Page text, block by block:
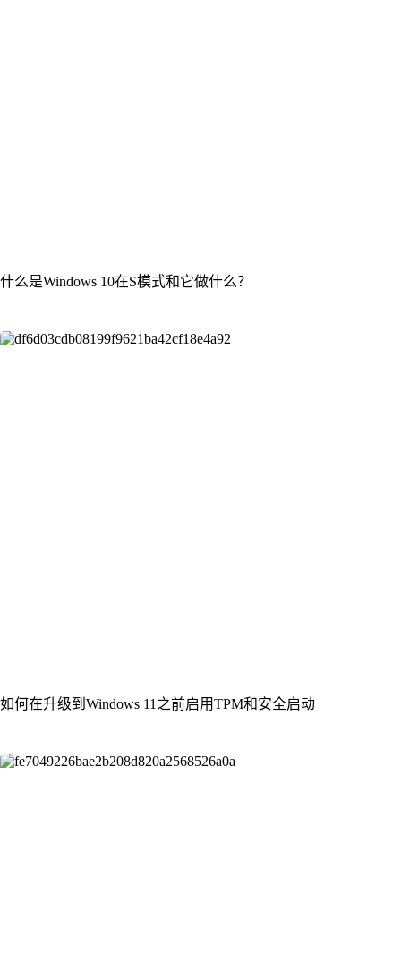
什么是Windows 10在S模式和它做什么？
如何在升级到Windows 11之前启用TPM和安全启动